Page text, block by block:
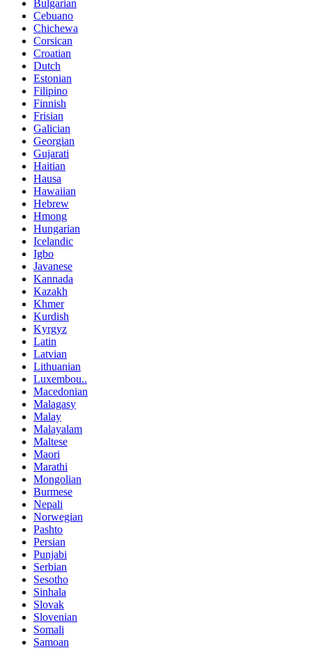
Bulgarian
Cebuano
Chichewa
Corsican
Croatian
Dutch
Estonian
Filipino
Finnish
Frisian
Galician
Georgian
Gujarati
Haitian
Hausa
Hawaiian
Hebrew
Hmong
Hungarian
Icelandic
Igbo
Javanese
Kannada
Kazakh
Khmer
Kurdish
Kyrgyz
Latin
Latvian
Lithuanian
Luxembou..
Macedonian
Malagasy
Malay
Malayalam
Maltese
Maori
Marathi
Mongolian
Burmese
Nepali
Norwegian
Pashto
Persian
Punjabi
Serbian
Sesotho
Sinhala
Slovak
Slovenian
Somali
Samoan